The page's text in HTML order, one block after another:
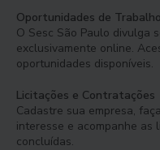
Oportunidades de Trabalho
O Sesc São Paulo divulga
exclusivamente online.
oportunidades disponíveis.
Licitações e Contratações
Cadastre sua empresa,
interesse e acompanhe as
concluídas.